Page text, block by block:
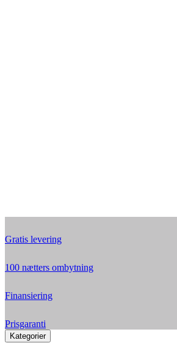
Gratis levering
100 nætters ombytning
Finansiering
Prisgaranti
Kategorier